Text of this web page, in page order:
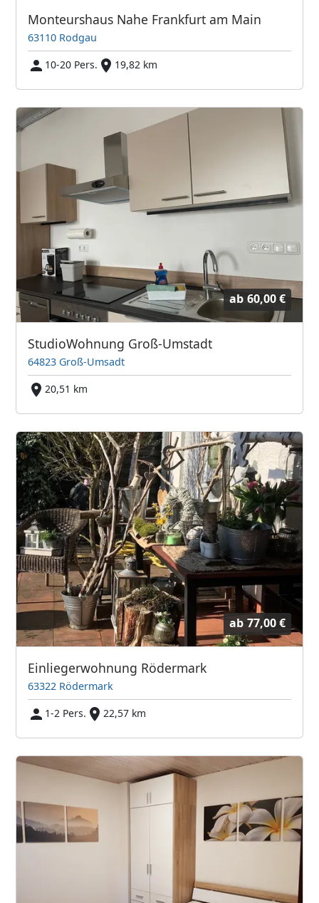
Monteurshaus Nahe Frankfurt am Main
63110 Rodgau
10-20 Pers.
19,82 km
ab 60,00 €
StudioWohnung Groß-Umstadt
64823 Groß-Umsadt
20,51 km
ab 77,00 €
Einliegerwohnung Rödermark
63322 Rödermark
1-2 Pers.
22,57 km